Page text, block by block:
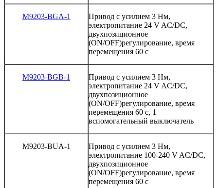
M9203-BGA-1 Привод с усилием 3 Нм,
электропитание 24 V AC/DC,
двухпозиционное
(ON/OFF)регулирование, время
перемещения 60 с
M9203-BGB-1 Привод с усилием 3 Нм,
электропитание 24 V AC/DC,
двухпозиционное
(ON/OFF)регулирование, время
перемещения 60 с, 1
вспомогательный выключатель
M9203-BUA-1 Привод с усилием 3 Нм,
электропитание 100-240 V AC/DC,
двухпозиционное
(ON/OFF)регулирование, время
перемещения 60 с